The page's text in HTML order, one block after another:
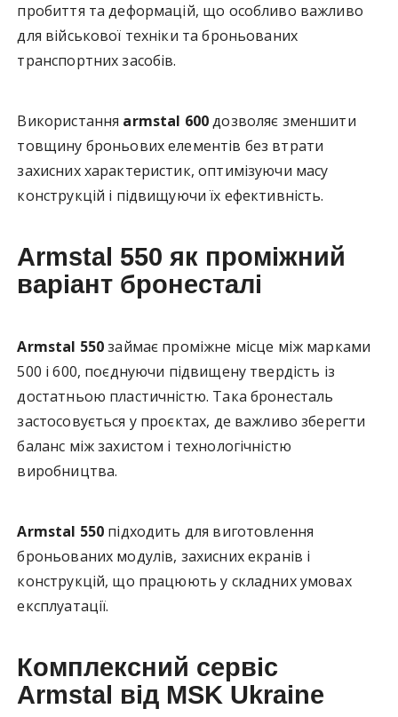
пробиття та деформацій, що особливо важливо
для військової техніки та броньованих
транспортних засобів.
Використання armstal 600дозволяє зменшити
товщину броньових елементів без втрати
захисних характеристик, оптимізуючи масу
конструкцій і підвищуючи їх ефективність.
Armstal 550 як проміжний
варіант бронесталі
Armstal 550займає проміжне місце між марками
500 і 600, поєднуючи підвищену твердість із
достатньою пластичністю. Така бронесталь
застосовується у проєктах, де важливо зберегти
баланс між захистом і технологічністю
виробництва.
Armstal 550 підходить для виготовлення
броньованих модулів, захисних екранів і
конструкцій, що працюють у складних умовах
експлуатації.
Комплексний сервіс
Armstal від MSK Ukraine